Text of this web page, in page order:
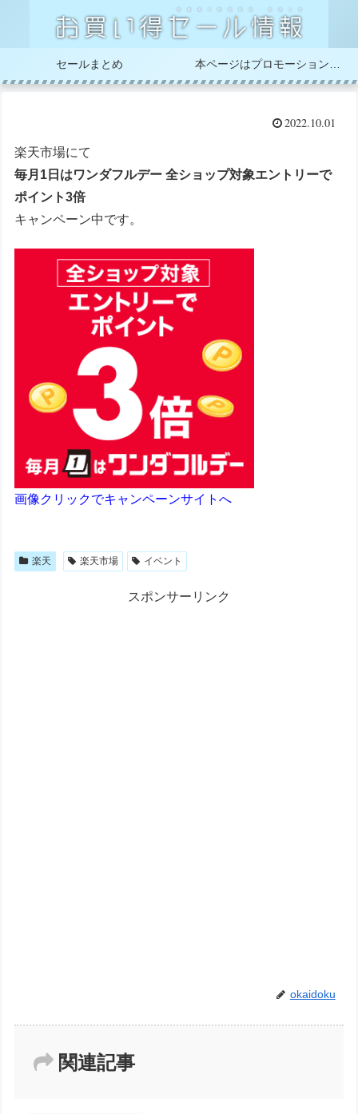
セールまとめ
2022.10.01
楽天市場にて
毎月1日はワンダフルデー 全ショップ対象エントリーで
ポイント3倍
キャンペーン中です。
画像クリックでキャンペーンサイトへ
楽天 楽天市場 イベント
スポンサーリンク
okaidoku
関連記事